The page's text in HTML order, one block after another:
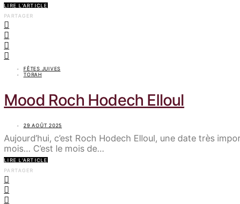
LIRE L'ARTICLE
PARTAGER
FÊTES JUIVES
TORAH
Mood Roch Hodech Elloul
29 AOÛT 2025
Aujourd’hui, c’est Roch Hodech Elloul, une date très
mois… C’est le mois de…
LIRE L'ARTICLE
PARTAGER